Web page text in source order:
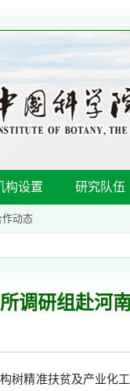
构设置 研究队伍
作动态
调研组赴河
树精准扶贫及产业化